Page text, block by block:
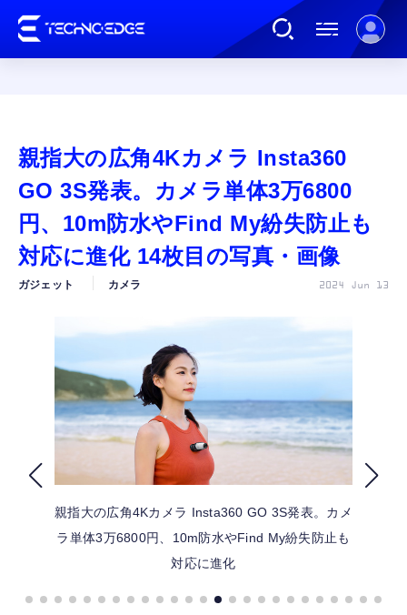
AI
ガジェット
カルチャー
公式ストア
FOLLOW US
親指大の広角4Kカメラ Insta360
GO 3S発表。カメラ単体3万6800
円、10m防水やFind My紛失防止も
対応に進化 14枚目の写真・画像
ガジェット カメラ 2024 Jun 13
親指大の広角4Kカメラ Insta360 GO 3S発表。カメ
ラ単体3万6800円、10m防水やFind My紛失防止も
対応に進化